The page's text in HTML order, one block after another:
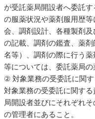
が受託薬局開設者へ委託
の服薬状況や薬剤服用歴
会、調剤設計、各種製剤
の記載、調剤の鑑査、薬
名等）、調剤の際に行う
等については、委託薬局の
② 対象業務の受委託に関
対象業務の受委託に関す
局開設者並びにそれぞれ
の管理者にあること。